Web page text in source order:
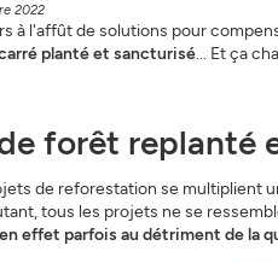
2022
à l'affût de solutions pour
planté et sancturisé... Et ça
forêt replanté
de reforestation se multiplient
tous les projets ne se
effet parfois au détriment de la